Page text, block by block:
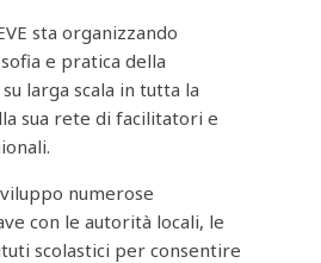
sta organizzando
e pratica della
larga scala in tutta la
sua rete di facilitatori e
numerose
con le autorità locali, le
scolastici per consentire